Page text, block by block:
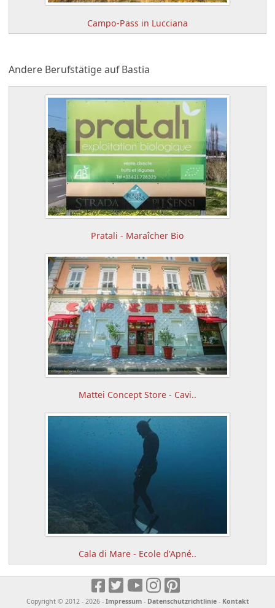
Campo-Pass in Lucciana
Andere Berufstätige auf Bastia
Pratali - Maraîcher Bio
Mattei Concept Store - Cavi..
Cala di Mare - Ecole d'Apné..
Copyright © 2012 - 2026 - Impressum- Datenschutzrichtlinie- Kontakt